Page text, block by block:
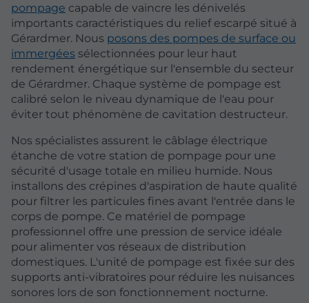
pompage capable de vaincre les dénivelés
importants caractéristiques du relief escarpé situé à
Gérardmer. Nous posons des pompes de surface ou
immergées sélectionnées pour leur haut
rendement énergétique sur l'ensemble du secteur
de Gérardmer. Chaque système de pompage est
calibré selon le niveau dynamique de l'eau pour
éviter tout phénomène de cavitation destructeur.
Nos spécialistes assurent le câblage électrique
étanche de votre station de pompage pour une
sécurité d'usage totale en milieu humide. Nous
installons des crépines d'aspiration de haute qualité
pour filtrer les particules fines avant l'entrée dans le
corps de pompe. Ce matériel de pompage
professionnel offre une pression de service idéale
pour alimenter vos réseaux de distribution
domestiques. L'unité de pompage est fixée sur des
supports anti-vibratoires pour réduire les nuisances
sonores lors de son fonctionnement nocturne.